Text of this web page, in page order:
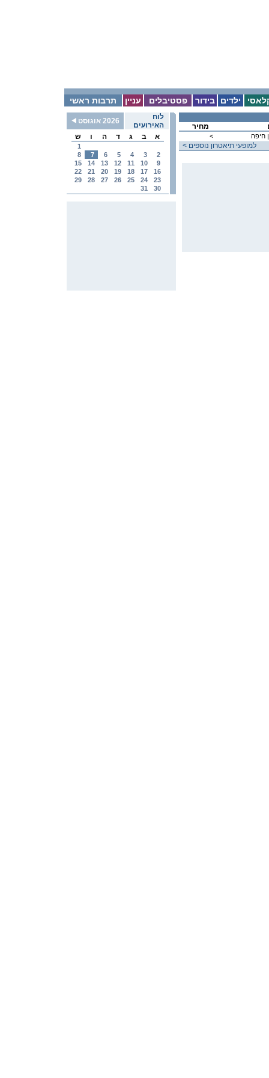
תרבות ראשי עניין פסטיבלים בידור ילדים
לוח
האירועים
2026 אוגוסט
א
ב ג ד ה ו ש
1
2
3
4
5
6
7
8
9
10
11
12
13
14
15
16
17
18
19
20
21
22
23
24
25
26
27
28
29
30
31
מחיר
< חיפה
< למופעי תיאטרון נוספים